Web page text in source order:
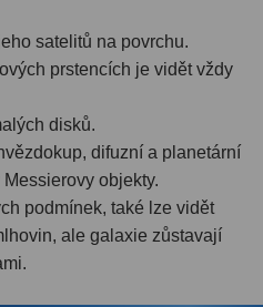
satelitů na povrchu.
prstencích je vidět vždy
disků.
difuzní a planetární
objekty.
podmínek, také lze vidět
ale galaxie zůstavají